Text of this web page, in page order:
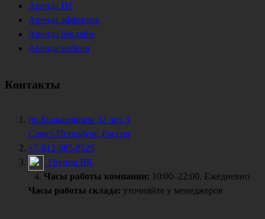
Аренда DJ
Аренда эффектов
Аренда бэклайн
Аренда мебели
Контакты
пр.Большевиков 32 лит.З
Санкт-Петербург, Россия
+7-812-985-8525
Группа ВК
Часы работы компании: 10:00–22:00, Ежедневно
Часы работы склада: уточняйте у менеджеров